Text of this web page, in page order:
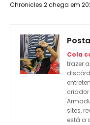
Chronicles 2 chega em
Cola
trazer
criador
sites,
está a